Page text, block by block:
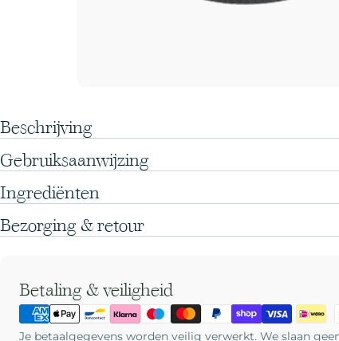
Beschrijving
Gebruiksaanwijzing
Ingrediënten
Bezorging & retour
Betaling & veiligheid
Betaalmethoden
Je betaalgegevens worden veilig verwerkt. We slaan